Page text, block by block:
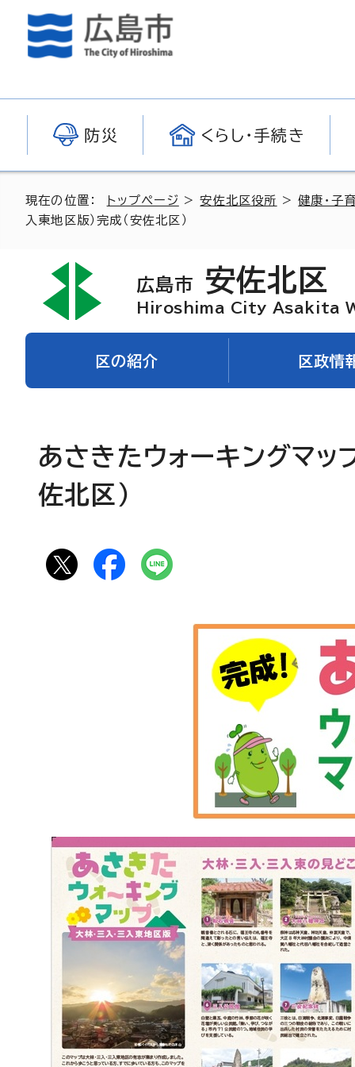
防災 くらし・手続き
現在の位置： トップページ >安佐北区役所 >健康・子
入東地区版）完成（安佐北区）
広島市 安佐北区
Hiroshima City Asakita
区の紹介 区政情
あさきたウォーキングマッ
佐北区）